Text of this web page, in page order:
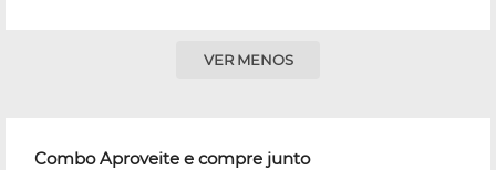
VER MENOS
Combo Aproveite e compre junto